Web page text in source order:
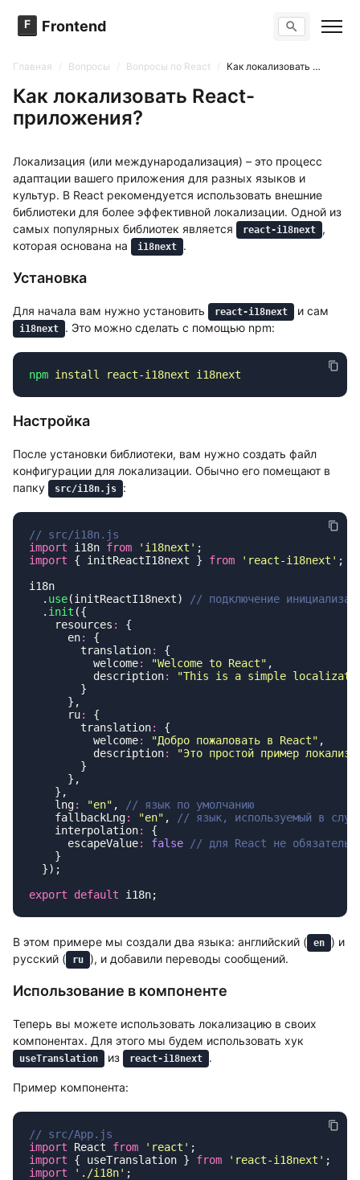
F Frontend Поиск по сайту
Тренажер вопросов
Тесты
Задачи
Главная Вопросы Вопросы по React Как локализовать React-приложения?
Как локализовать React-
приложения?
Локализация (или международализация) – это процесс
адаптации вашего приложения для разных языков и
культур. В React рекомендуется использовать внешние
библиотеки для более эффективной локализации. Одной из
самых популярных библиотек является
react-i18next
,
которая основана на
i18next .
Установка
Для начала вам нужно установить react-i18next и сам
i18next . Это можно сделать с помощью npm:
npm install react-i18next
Настройка
После установки библиотеки, вам нужно создать файл
конфигурации для локализации. Обычно его помещают в
папку
src/i18n.js :
import i18n from ' i18next '
import { initReactI18next } from ' react-i18next '
  .
use(initReactI18next)
  .
init
    resources
:
      en
:
        translation
:
          welcome
: "Welcome to React"
          description
: "This is a simple
      ru
:
        translation
:
          welcome
: "Добро пожаловать в React"
          description
: "Это простой пример
    lng
: "en" ,
    fallbackLng
: "en" ,
    interpolation
:
      escapeValue
:
false
export default
В этом примере мы создали два языка: английский ( en ) и
русский (
ru ), и добавили переводы сообщений.
Использование в компоненте
Теперь вы можете использовать локализацию в своих
компонентах. Для этого мы будем использовать хук
useTranslation из react-i18next .
Пример компонента:
import React from ' react '
import { useTranslation } from ' react-i18next '
import ' ./i18n'